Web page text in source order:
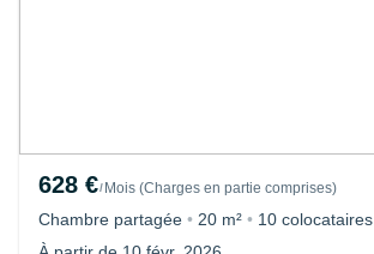
628 €/ Mois (Charges en partie comprises)
Chambre partagée • 20 m² • 10 colocataires